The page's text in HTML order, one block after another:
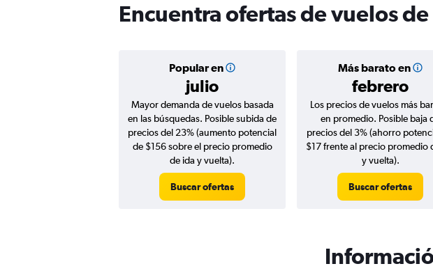
Encuentra ofertas de vuelos
Popular en
julio
Más barato en
febrero
Mayor demanda de vuelos basada
en las búsquedas. Posible subida de
precios del 23% (aumento potencial
de $156 sobre el precio promedio
de ida y vuelta).
Buscar ofertas
Los precios de vuelos más
en promedio. Posible baja
precios del 3% (ahorro
$17 frente al precio promedio
y vuelta).
Buscar ofertas